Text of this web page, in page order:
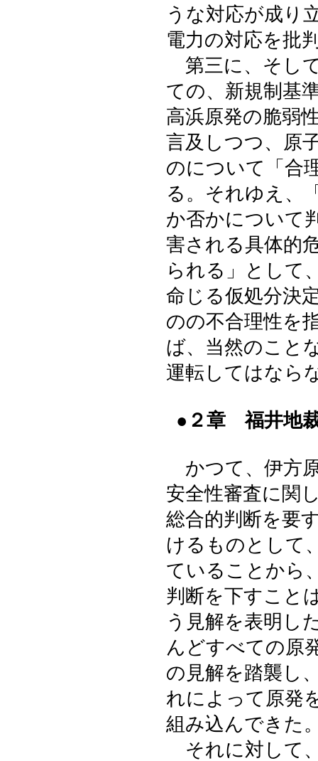
うな対応が成り
電力の対応を批
第三に、そし
ての、新規制基
高浜原発の脆弱
言及しつつ、原
のについて「合
る。それゆえ、
か否かについて
害される具体的
られる」として
命じる仮処分決
のの不合理性を
ば、当然のこと
運転してはなら
●２章 福井地
かつて、伊方
安全性審査に関
総合的判断を要
けるものとして
ていることから
判断を下すこと
う見解を表明し
んどすべての原
の見解を踏襲し
れによって原発
組み込んできた
それに対して